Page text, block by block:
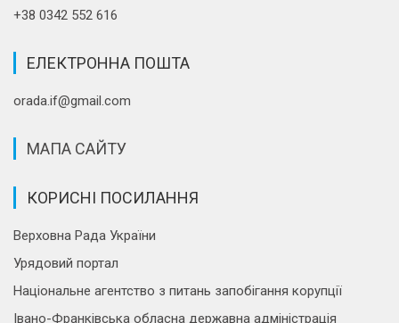
+38 0342 552 616
ЕЛЕКТРОННА ПОШТА
orada.if@gmail.com
МАПА САЙТУ
КОРИСНІ ПОСИЛАННЯ
Верховна Рада України
Урядовий портал
Національне агентство з питань запобігання корупції
Івано-Франківська обласна державна адміністрація